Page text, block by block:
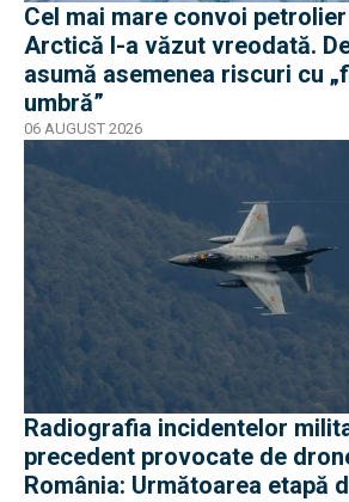
Cel mai mare convoi
Arctică l-a văzut vreodată.
asumă asemenea riscuri cu
umbră”
06 AUGUST 2026
Radiografia incidentelor
precedent provocate de
România: Următoarea etapă